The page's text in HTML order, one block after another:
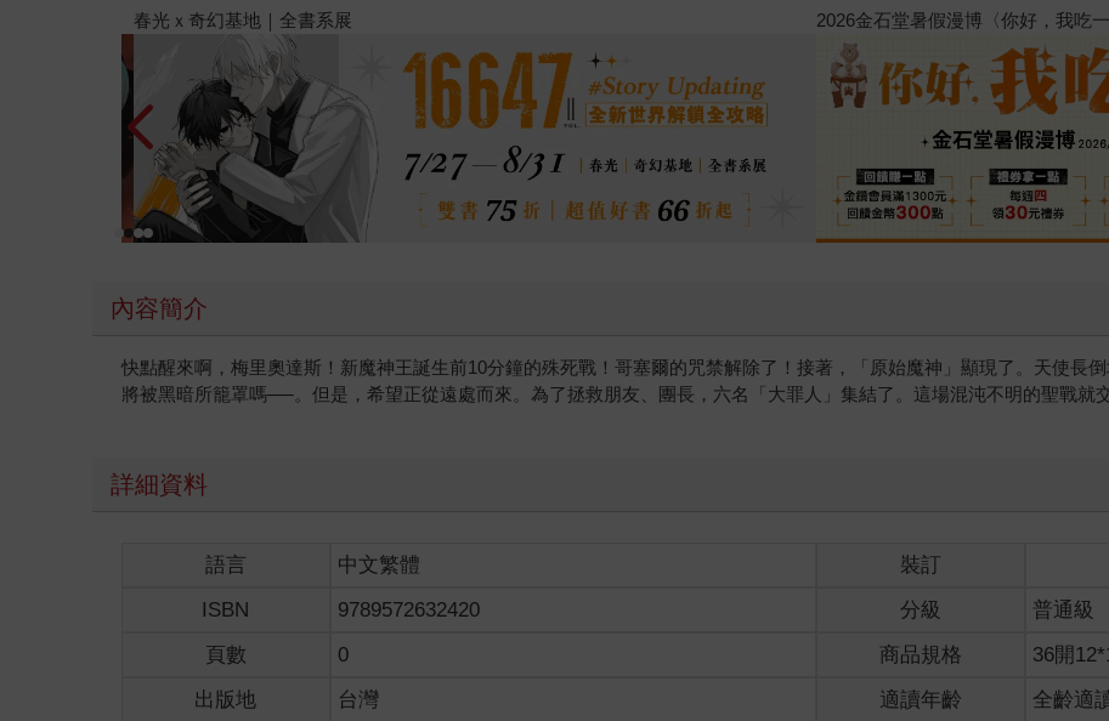
2026金石堂暑假漫博〈你好，我吃一點〉第二波 金石堂2026海外優惠：電子書
內容簡介
快點醒來啊，梅里奧達斯！新魔神王誕生前10分鐘的殊死戰！哥塞爾的咒禁解除了！接著，「原始魔神」顯現了。天使長
將被黑暗所籠罩嗎──。但是，希望正從遠處而來。為了拯救朋友、團長，六名「大罪人」集結了。這場混沌不明的聖戰就
詳細資料
語言 中文繁體
裝訂
ISBN
9789572632420 分級
普通級
頁數
0 商品規格
36開
出版地
台灣 適讀年齡
全齡適